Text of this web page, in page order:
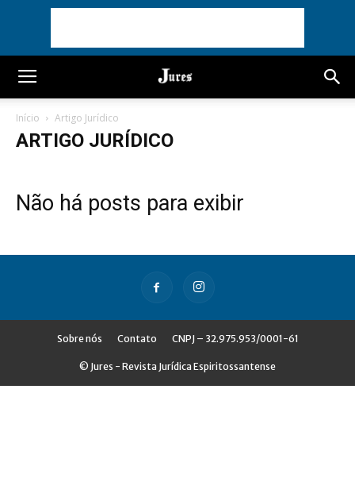
Início Artigo Jurídico
ARTIGO JURÍDICO
Não há posts para exibir
Sobre nós Contato CNPJ – 32.975.953/0001-61
© Jures - Revista Jurídica Espiritossantense